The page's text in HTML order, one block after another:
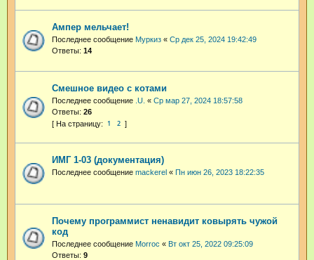
Ампер мельчает!
Последнее сообщение Муркиз « Ср дек 25, 2024 19:42:49
Ответы: 14
Смешное видео с котами
Последнее сообщение .U. « Ср мар 27, 2024 18:57:58
Ответы: 26
1 2
ИМГ 1-03 (документация)
Последнее сообщение mackerel « Пн июн 26, 2023 18:22:35
Почему программист ненавидит ковырять чужой
код
Последнее сообщение Morroc « Вт окт 25, 2022 09:25:09
Ответы: 9